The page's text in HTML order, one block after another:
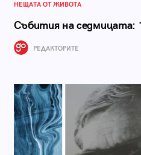
НЕЩАТА ОТ ЖИВОТА
Събития на седмицата:
РЕДАКТОРИТЕ